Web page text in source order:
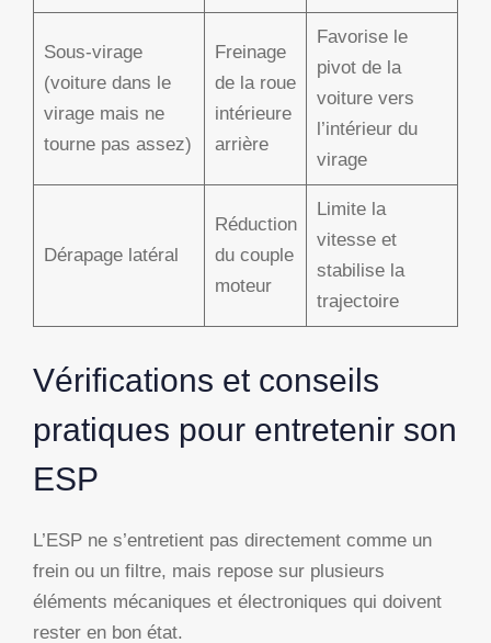
Sous-virage
(voiture dans le
virage mais ne
tourne pas assez)
Freinage
de la roue
intérieure
arrière
Favorise le
pivot de la
voiture vers
l’intérieur du
virage
Dérapage latéral
Réduction
du couple
moteur
Limite la
vitesse et
stabilise la
trajectoire
Vérifications et conseils
pratiques pour entretenir son
ESP
L’ESP ne s’entretient pas directement comme un
frein ou un filtre, mais repose sur plusieurs
éléments mécaniques et électroniques qui doivent
rester en bon état.